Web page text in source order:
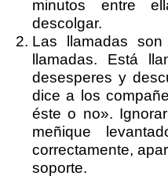
minutos entre
descolgar.
Las llamadas
llamadas. Está
desesperes y
dice a los
éste o no».
meñique
correctamente,
soporte.